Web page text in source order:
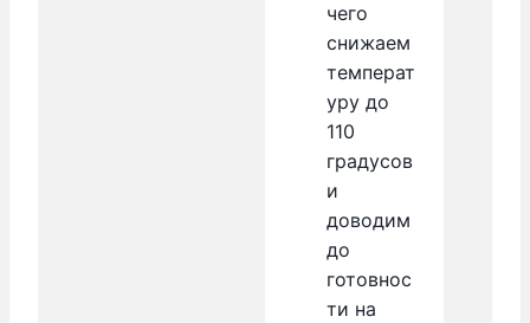
чего
снижаем
температ
уру до
110
градусов
и
доводим
до
готовнос
ти на